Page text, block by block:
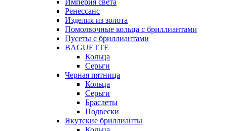
Империя света
Ренессанс
Изделия из золота
Помолвочные кольца с бриллиантами
Пусеты с бриллиантами
BAGUETTE
Кольца
Серьги
Черная пятница
Кольца
Серьги
Браслеты
Подвески
Якутские бриллианты